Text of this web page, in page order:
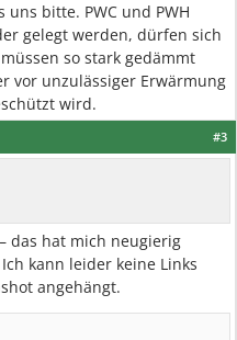
uns bitte. PWC und PWH
gelegt werden, dürfen sich
so stark gedämmt
vor unzulässiger Erwärmung
wird.
#3
das hat mich neugierig
kann leider keine Links
angehängt.